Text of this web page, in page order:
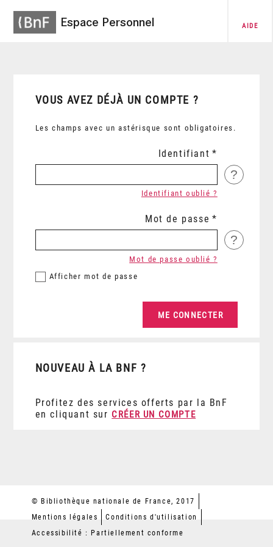
Espace Personnel AIDE
VOUS AVEZ DÉJÀ UN COMPTE ?
Les champs avec un astérisque sont obligatoires.
Identifiant
?
Identifiant oublié ?
Mot de passe
?
Afficher mot de passe
Mot de passe oublié ?
NOUVEAU À LA BNF ?
Profitez des services offerts par la BnF
en cliquant sur CRÉER UN COMPTE
© Bibliothèque nationale de France, 2017
Mentions légales
Conditions d'utilisation
Accessibilité : Partiellement conforme